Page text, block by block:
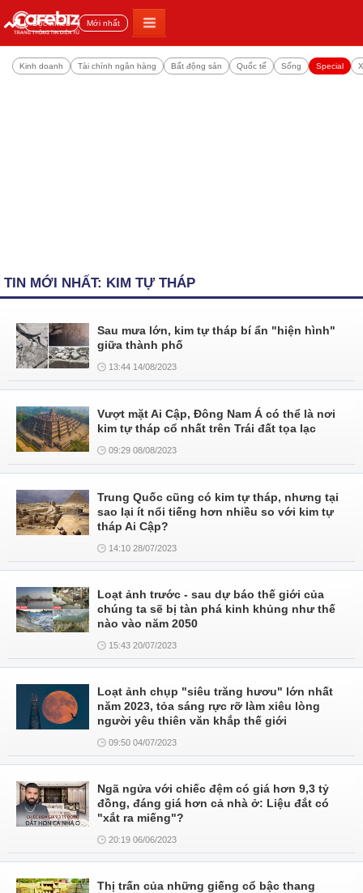
Đọc nhiều Mới nhất
Kinh doanh Tài chính ngân hàng Bất động sản Quốc tế Sống Special
TIN MỚI NHẤT: KIM TỰ THÁP
Sau mưa lớn, kim tự tháp bí ẩn "hiện hình"
giữa thành phố
13:44 14/08/2023
Vượt mặt Ai Cập, Đông Nam Á có thể là nơi
kim tự tháp cổ nhất trên Trái đất tọa lạc
09:29 08/08/2023
Trung Quốc cũng có kim tự tháp, nhưng tại
sao lại ít nổi tiếng hơn nhiều so với kim tự
tháp Ai Cập?
14:10 28/07/2023
Loạt ảnh trước - sau dự báo thế giới của
chúng ta sẽ bị tàn phá kinh khủng như thế
nào vào năm 2050
15:43 20/07/2023
Loạt ảnh chụp "siêu trăng hươu" lớn nhất
năm 2023, tỏa sáng rực rỡ làm xiêu lòng
người yêu thiên văn khắp thế giới
09:50 04/07/2023
Ngã ngửa với chiếc đệm có giá hơn 9,3 tỷ
đồng, đáng giá hơn cả nhà ở: Liệu đắt có
"xắt ra miếng"?
20:19 06/06/2023
Thị trấn của những giếng cổ bậc thang